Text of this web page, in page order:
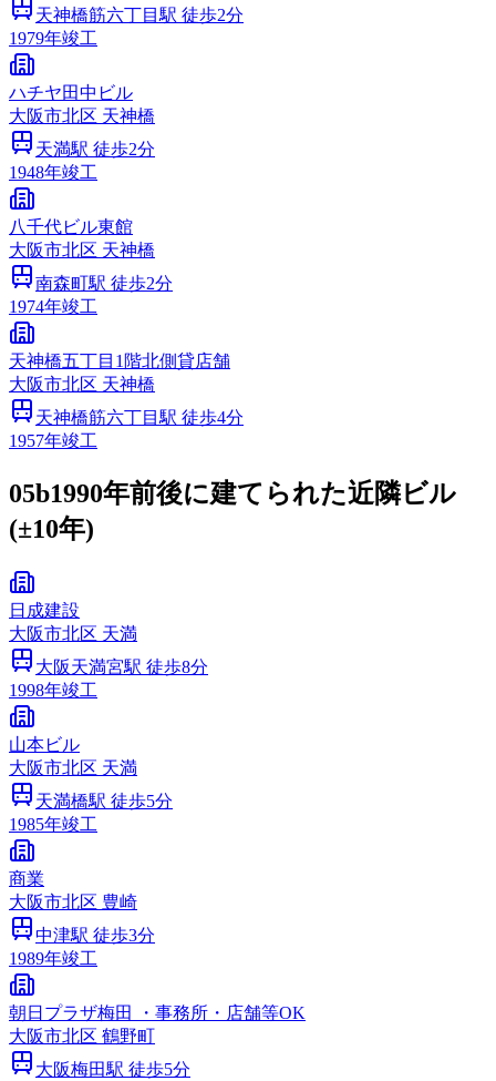
天神橋筋六丁目 駅 徒歩2分
1979年竣工
ハチヤ田中ビル
大阪市北区 天神橋
天満駅 徒歩2分
1948年竣工
八千代ビル東館
大阪市北区 天神橋
南森町駅 徒歩2分
1974年竣工
天神橋五丁目1階北側貸店舗
大阪市北区 天神橋
天神橋筋六丁目 駅 徒歩4分
1957年竣工
05b1990年前後に建てられた近隣ビル
(±10年)
日成建設
大阪市北区 天満
大阪天満宮駅 徒歩8分
1998年竣工
山本ビル
大阪市北区 天満
天満橋駅 徒歩5分
1985年竣工
商業
大阪市北区 豊崎
中津駅 徒歩3分
1989年竣工
朝日プラザ梅田 ・事務所・店舗等OK
大阪市北区 鶴野町
大阪梅田駅 徒歩5分